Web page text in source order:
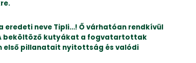
neve Tipli…! Ő várhatóan rendkívül
beköltöző kutyákat a fogvatartottak
első pillanatait nyitottság és valódi